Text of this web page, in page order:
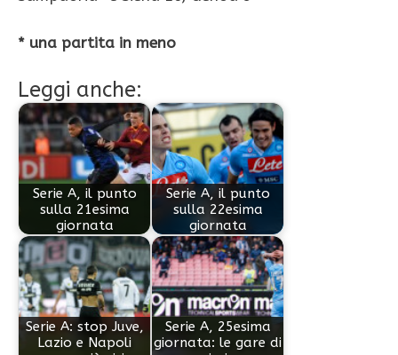
* una partita in meno
Leggi anche:
Serie A, il punto
sulla 21esima
giornata
Serie A, il punto
sulla 22esima
giornata
Serie A: stop Juve,
Lazio e Napoli
Serie A, 25esima
giornata: le gare di